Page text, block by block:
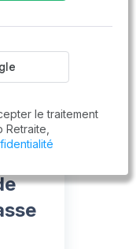
le traitement